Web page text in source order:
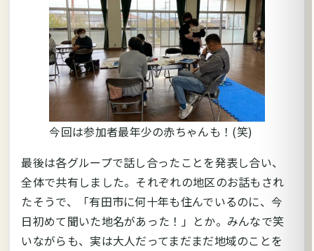
今回は参加者最年少の赤ちゃんも！(笑)
最後は各グループで話し合ったことを発表し合い、
全体で共有しました。それぞれの地区のお話もされ
たそうで、「有田市に何十年も住んでいるのに、今
日初めて聞いた地名があった！」とか。みんなで笑
いながらも、実は大人だってまだまだ地域のことを